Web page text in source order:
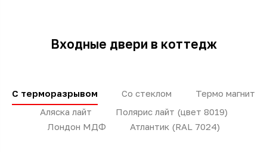
Входные двери в коттедж
С терморазрывом Со стеклом
Термо магнит
Аляска лайт
Полярис лайт (цвет 8019)
Лондон МДФ
Атлантик (RAL 7024)